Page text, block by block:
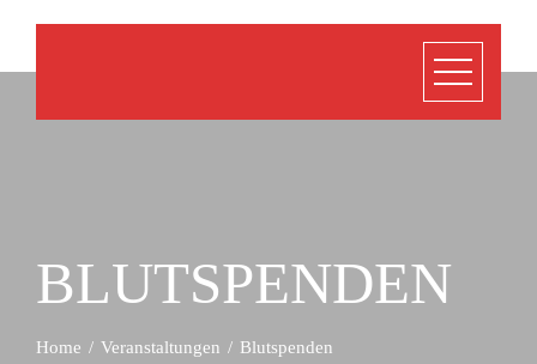
BLUTSPENDEN
Home Veranstaltungen Blutspenden